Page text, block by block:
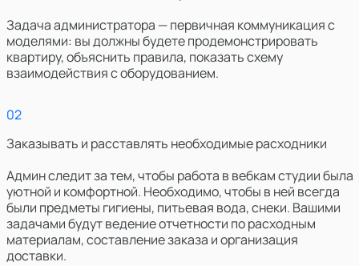
Задача администратора — первичная коммуникация с
моделями: вы должны будете продемонстрировать
квартиру, объяснить правила, показать схему
взаимодействия с оборудованием.
02
Заказывать и расставлять необходимые расходники
Админ следит за тем, чтобы работа в вебкам студии была
уютной и комфортной. Необходимо, чтобы в ней всегда
были предметы гигиены, питьевая вода, снеки. Вашими
задачами будут ведение отчетности по расходным
материалам, составление заказа и организация
доставки.